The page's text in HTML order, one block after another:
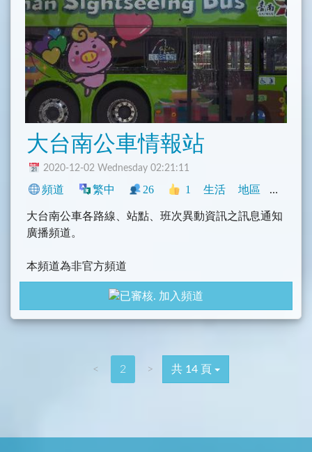
大台南公車情報站
2020-12-02 Wednesday 02:21:11
頻道 繁中 26 1 生活 地區 中文圈
大台南公車各路線、站點、班次異動資訊之訊息通知
廣播頻道。
本頻道為非官方頻道
加入頻道
< 2 > 共 14 頁